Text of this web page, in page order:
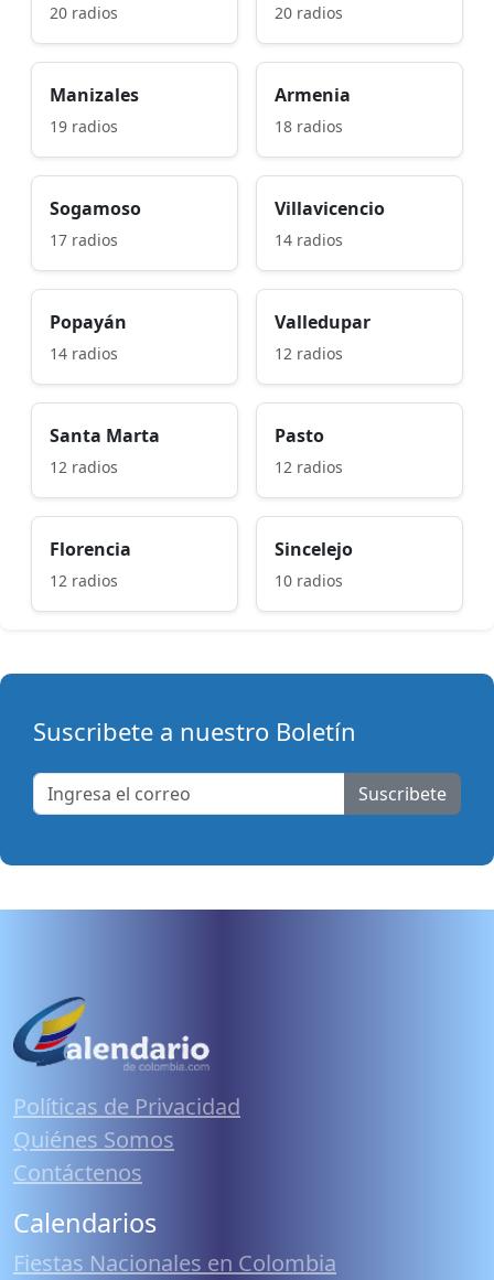
20 radios 20 radios
Manizales
19 radios
Armenia
18 radios
Sogamoso
17 radios
Villavicencio
14 radios
Popayán
14 radios
Valledupar
12 radios
Santa Marta
12 radios
Pasto
12 radios
Florencia
12 radios
Sincelejo
10 radios
Suscribete a nuestro Boletín
Suscribete
Políticas de Privacidad
Quiénes Somos
Contáctenos
Calendarios
Fiestas Nacionales en Colombia